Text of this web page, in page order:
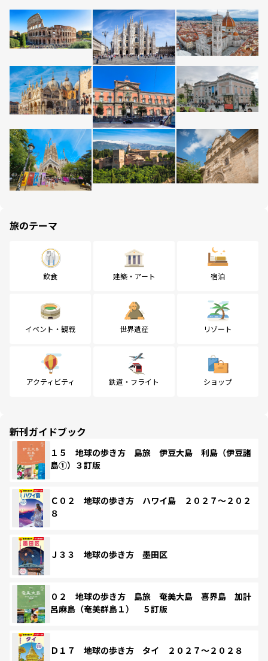
旅のテーマ
飲食 建築・アート 宿泊
イベント・観戦 世界遺産 リゾート
アクティビティ 鉄道・フライト ショップ
新刊ガイドブック
１５ 地球の歩き方 島旅 伊豆大島 利島（伊豆諸
島①）３訂版
Ｃ０２ 地球の歩き方 ハワイ島 ２０２７～２０２
８
Ｊ３３ 地球の歩き方 墨田区
０２ 地球の歩き方 島旅 奄美大島 喜界島 加計
呂麻島（奄美群島１） ５訂版
Ｄ１７ 地球の歩き方 タイ ２０２７～２０２８